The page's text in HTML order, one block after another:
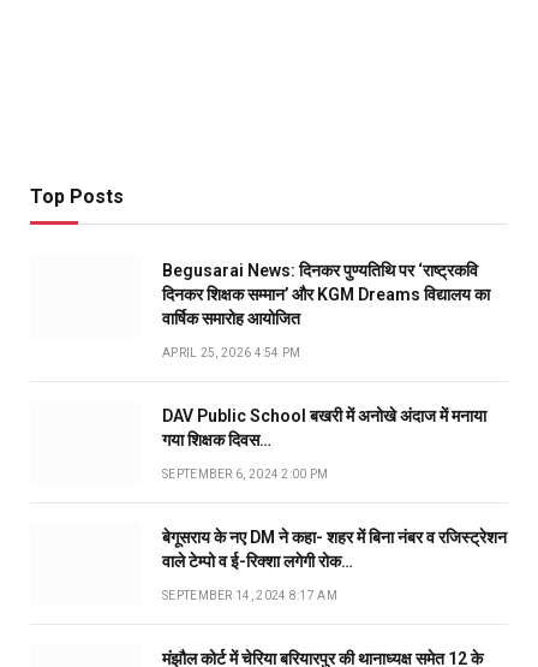
Top Posts
Begusarai News: दिनकर पुण्यतिथि पर ‘राष्ट्रकवि
दिनकर शिक्षक सम्मान’ और KGM Dreams विद्यालय का
वार्षिक समारोह आयोजित
APRIL 25, 2026 4:54 PM
DAV Public School बखरी में अनोखे अंदाज में मनाया
गया शिक्षक दिवस…
SEPTEMBER 6, 2024 2:00 PM
बेगूसराय के नए DM ने कहा- शहर में बिना नंबर व रजिस्ट्रेशन
वाले टेम्पो व ई-रिक्शा लगेगी रोक…
SEPTEMBER 14, 2024 8:17 AM
मंझौल कोर्ट में चेरिया बरियारपुर की थानाध्यक्ष समेत 12 के